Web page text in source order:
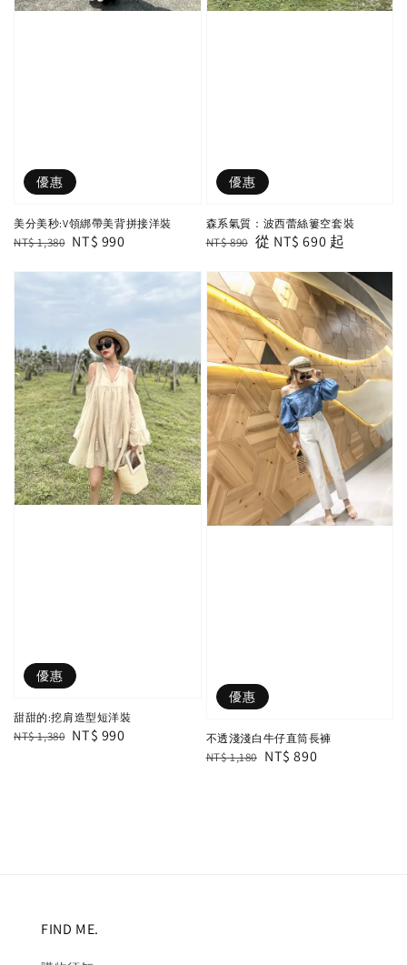
優惠
美分美秒:V領綁帶美背拼接洋裝
Regular
NT$ 1,380 Sale
NT$ 990
優惠
森系氣質：波西蕾絲簍空套裝
Regular
NT$ 890 Sale
從 NT$ 690 起
優惠
甜甜的:挖肩造型短洋裝
Regular
NT$ 1,380 Sale
NT$ 990
優惠
不透淺淺白牛仔直筒長褲
Regular
NT$ 1,180 Sale
NT$ 890
FIND ME.